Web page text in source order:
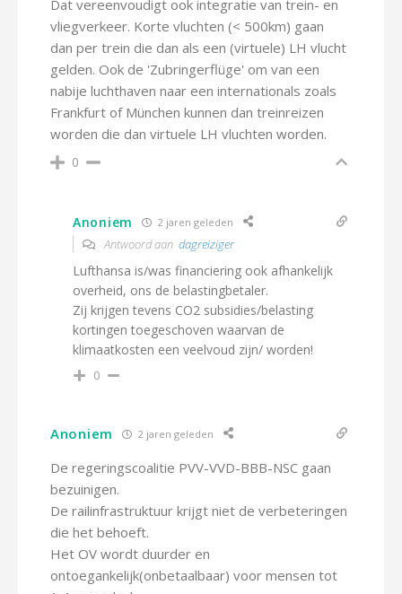
Dat vereenvoudigt ook integratie van trein- en
vliegverkeer. Korte vluchten (< 500km) gaan
dan per trein die dan als een (virtuele) LH vlucht
gelden. Ook de 'Zubringerflüge' om van een
nabije luchthaven naar een internationals zoals
Frankfurt of München kunnen dan treinreizen
worden die dan virtuele LH vluchten worden.
0
Anoniem 2 jaren geleden
Antwoord aan dagreiziger
Lufthansa is/was financiering ook afhankelijk
overheid, ons de belastingbetaler.
Zij krijgen tevens CO2 subsidies/belasting
kortingen toegeschoven waarvan de
klimaatkosten een veelvoud zijn/ worden!
0
Anoniem 2 jaren geleden
De regeringscoalitie PVV-VVD-BBB-NSC gaan
bezuinigen.
De railinfrastruktuur krijgt niet de verbeteringen
die het behoeft.
Het OV wordt duurder en
ontoegankelijk(onbetaalbaar) voor mensen tot